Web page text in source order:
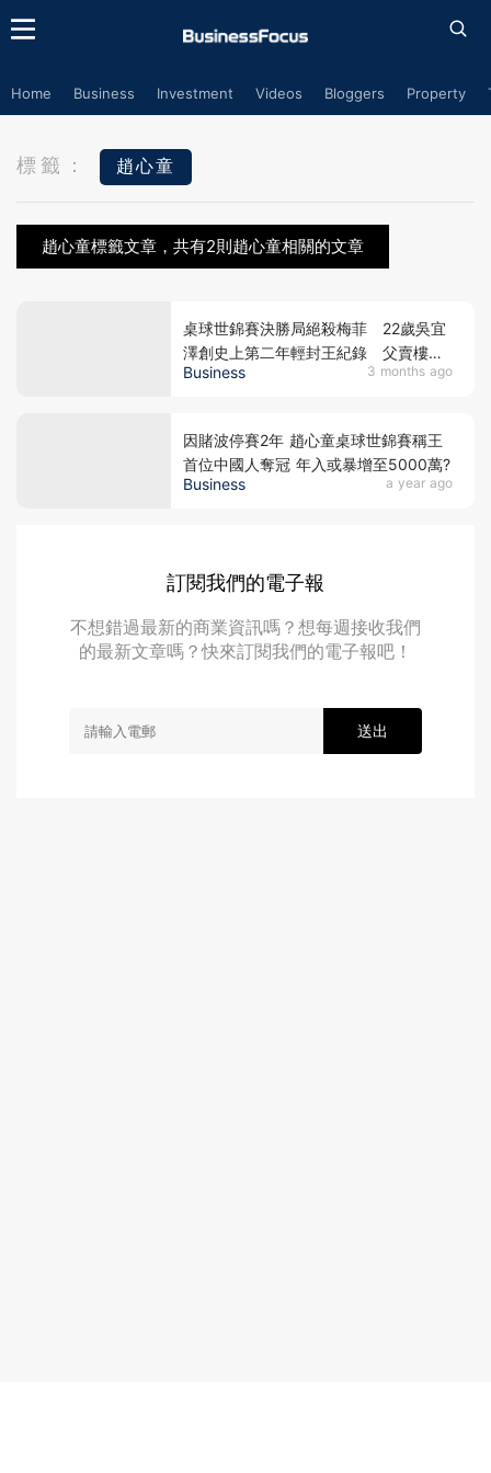
Home Business Investment Videos Bloggers Property
標籤： 趙心童
趙心童標籤文章，共有2則趙心童相關的文章
Business 3 months ago
桌球世錦賽決勝局絕殺梅菲 22歲吳宜
澤創史上第二年輕封王紀錄 父賣樓賣
舖赴英陪練 住地下室身兼多職助子成龍
Business a year ago
因賭波停賽2年 趙心童桌球世錦賽稱王
首位中國人奪冠 年入或暴增至5000萬?
訂閱我們的電子報
不想錯過最新的商業資訊嗎？想每週接收我們
的最新文章嗎？快來訂閱我們的電子報吧！
送出